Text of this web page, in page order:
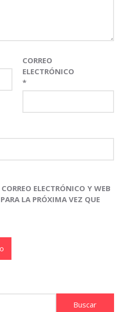
CORREO
ELECTRÓNICO
*
ELECTRÓNICO Y WEB
LA PRÓXIMA VEZ QUE